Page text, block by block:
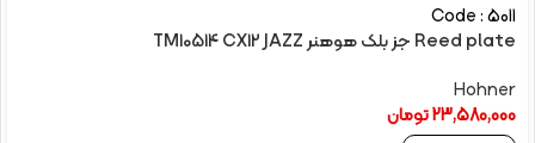
Code : 5011
Reed plate جز بلک هوهنر TM10514 CX12 JAZZ
Hohner
23,580,000تومان